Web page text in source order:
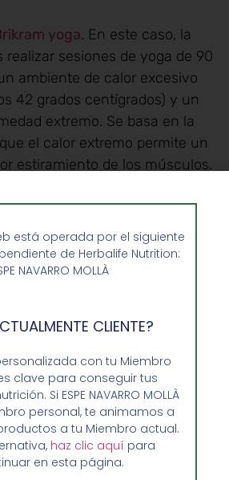
yoga. En este caso, la
realizar sesiones de yoga de 90
ambiente de calor excesivo
42 grados centígrados) y un
extremo. Se basa en la
el calor extremo permite un
estiramiento de los músculos.
indica su nombre dentro del
por las personas
ya que se realiza sin
En este caso, las
ejercicios se combinan con
pasos y músicas
los ritmos latinoamericanos. El
está operada por el siguiente
de Herbalife Nutrition:
NAVARRO MOLLÀ
CLIENTE?
con tu Miembro
clave para conseguir tus
Si ESPE NAVARRO MOLLÀ
personal, te animamos a
a tu Miembro actual.
haz clic aquí para
en esta página.